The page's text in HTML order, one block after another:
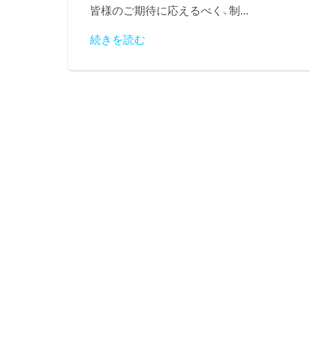
皆様のご期待に応えるべく、制...
続きを読む